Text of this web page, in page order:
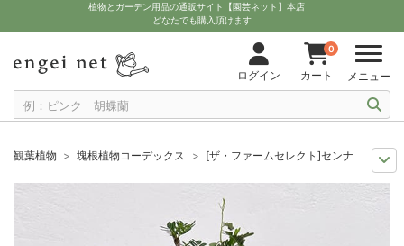
植物とガーデン用品の通販サイト【園芸ネット】本店
どなたでも購入頂けます
ログイン
0
カート メニュー
観葉植物 塊根植物コーデックス
[ザ・ファームセレクト]センナ：メリ
ザ・ファームユニバーサル オンライン
希少塊根植物
[ザ・ファームセレ
[ザ・ファームセレクト]センナ：メリディオナ
珍奇植物ビザールプランツ [ザ・ファームセレクト]セン